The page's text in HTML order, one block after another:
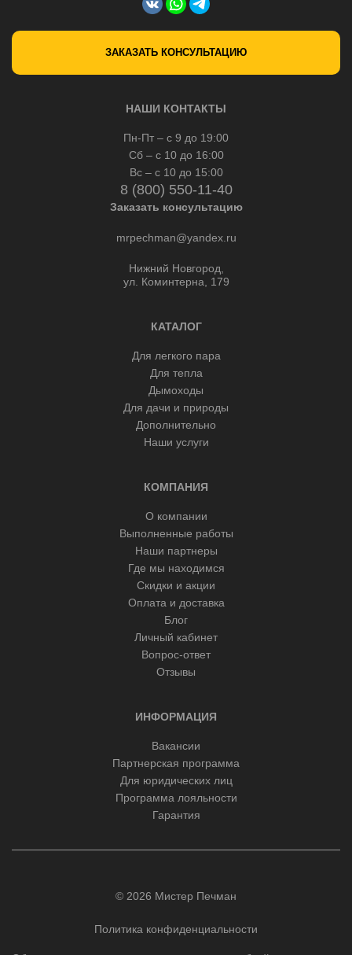
ЗАКАЗАТЬ КОНСУЛЬТАЦИЮ
НАШИ КОНТАКТЫ
Пн-Пт – с 9 до 19:00
Сб – с 10 до 16:00
Вс – с 10 до 15:00
8 (800) 550-11-40
Заказать консультацию
mrpechman@yandex.ru
Нижний Новгород,
ул. Коминтерна, 179
КАТАЛОГ
Для легкого пара
Для тепла
Дымоходы
Для дачи и природы
Дополнительно
Наши услуги
КОМПАНИЯ
О компании
Выполненные работы
Наши партнеры
Где мы находимся
Скидки и акции
Оплата и доставка
Блог
Личный кабинет
Вопрос-ответ
Отзывы
ИНФОРМАЦИЯ
Вакансии
Партнерская программа
Для юридических лиц
Программа лояльности
Гарантия
© 2026 Мистер Печман
Политика конфиденциальности